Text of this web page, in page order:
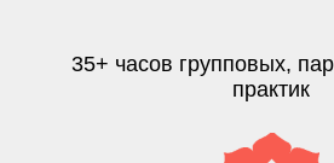
35+ часов групповых,
практик